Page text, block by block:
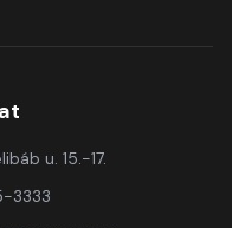
u. 15.-17.
3333